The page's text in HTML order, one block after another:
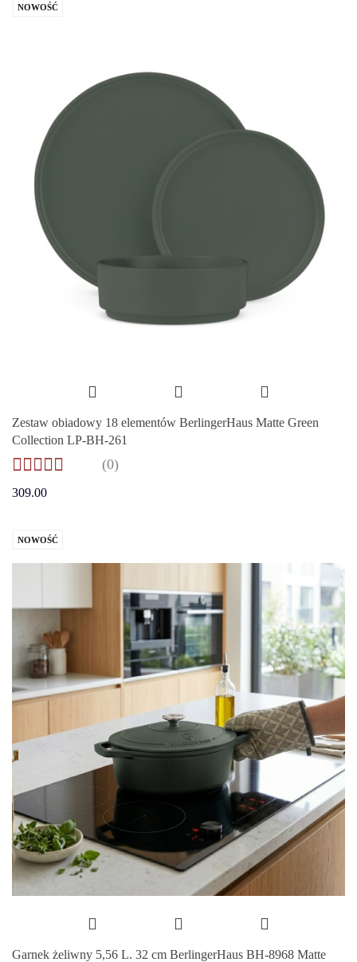
NOWOŚĆ
Zestaw obiadowy 18 elementów BerlingerHaus Matte Green
Collection LP-BH-261
(0)
309.00
NOWOŚĆ
Garnek żeliwny 5,56 L. 32 cm BerlingerHaus BH-8968 Matte